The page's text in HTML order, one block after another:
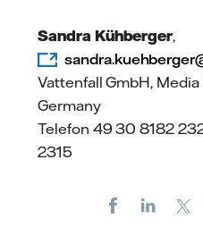
Sandra Kühberger,
Vattenfall GmbH,
Germany
Telefon 49 30 8182
2315
Facebook